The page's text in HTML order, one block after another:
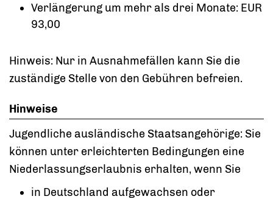
Verlängerung um mehr als drei Monate: EUR
93,00
Hinweis: Nur in Ausnahmefällen kann Sie die
zuständige Stelle von den Gebühren befreien.
Hinweise
Jugendliche ausländische Staatsangehörige: Sie
können unter erleichterten Bedingungen eine
Niederlassungserlaubnis erhalten, wenn Sie
in Deutschland aufgewachsen oder